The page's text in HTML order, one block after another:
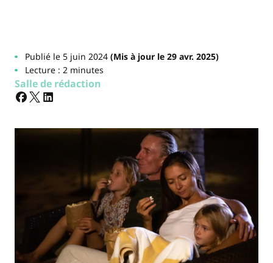
Publié le 5 juin 2024(Mis à jour le 29 avr. 2025)
Lecture : 2 minutes
Salle de rédaction